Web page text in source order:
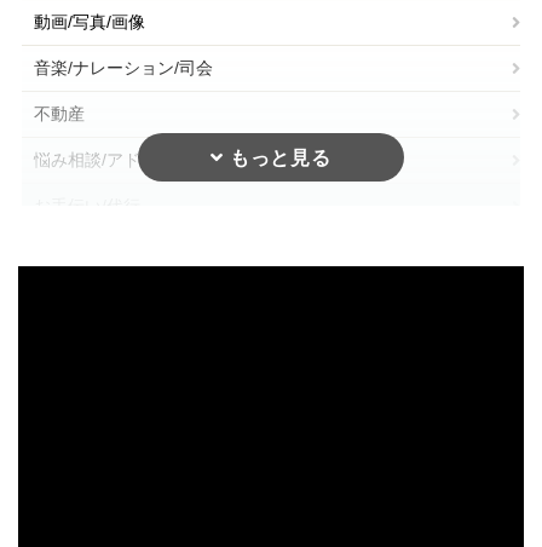
動画/写真/画像
音楽/ナレーション/司会
不動産
悩み相談/アドバイス